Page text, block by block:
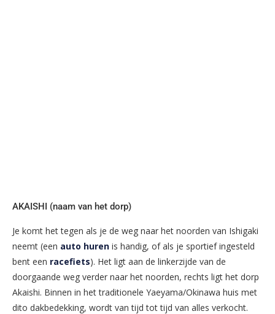
AKAISHI (naam van het dorp)
Je komt het tegen als je de weg naar het noorden van Ishigaki
neemt (een auto huren is handig, of als je sportief ingesteld
bent een racefiets). Het ligt aan de linkerzijde van de
doorgaande weg verder naar het noorden, rechts ligt het dorp
Akaishi. Binnen in het traditionele Yaeyama/Okinawa huis met
dito dakbedekking, wordt van tijd tot tijd van alles verkocht.